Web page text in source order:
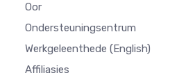
Oor
Ondersteuningsentrum
Werkgeleenthede (English)
Affiliasies